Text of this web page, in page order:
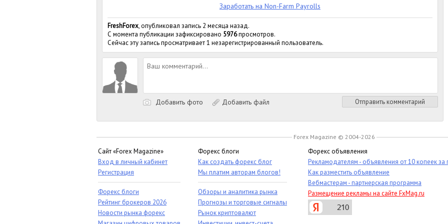
Заработать на Non-Farm Payrolls
FreshForex, опубликовал запись 2 месяца назад.
С момента публикации зафиксировано 5976просмотров.
Сейчас эту запись просматривает 1 незарегистрированный пользователь.
Добавить фото Добавить файл Отправить комментарий
Forex Magazine © 2004-2026
Сайт «Forex Magazine»
Вход в личный кабинет
Регистрация
Форекс блоги
Рейтинг брокеров 2026
Новости рынка форекс
Форекс блоги
Как создать форекс блог
Мы платим авторам блогов!
Обзоры и аналитика рынка
Прогнозы и торговые сигналы
Рынок криптовалют
Форекс объявления
Рекламодателям - объявления от 10 копеек за
Как разместить объявление
Вебмастерам - партнерская программа
Размещение рекламы на сайте FxMag.ru